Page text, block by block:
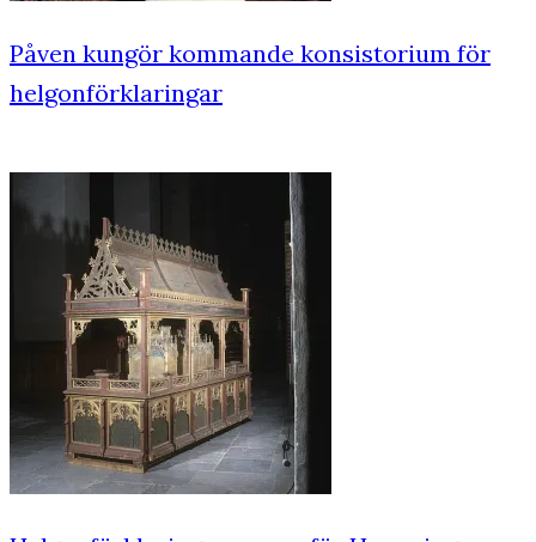
Påven kungör kommande konsistorium för
helgonförklaringar